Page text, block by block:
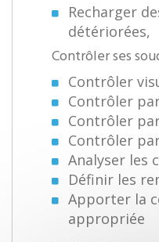
Recharger
détériorées,
Contrôler ses
Contrôler
Contrôler
Contrôler
Contrôler
Analyser les
Définir les
Apporter la
appropriée